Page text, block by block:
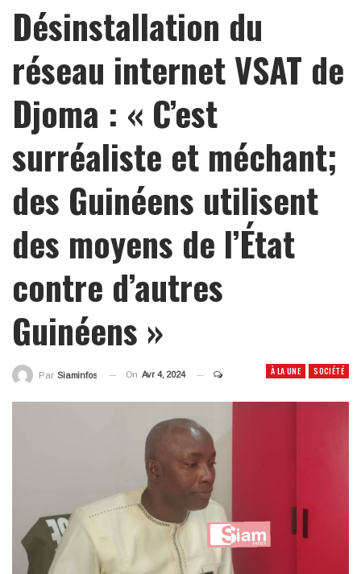
Désinstallation du
réseau internet VSAT de
Djoma : « C’est
surréaliste et méchant;
des Guinéens utilisent
des moyens de l’État
contre d’autres
Guinéens »
À LA UNE SOCIÉTÉ
Par Siaminfos On Avr 4, 2024